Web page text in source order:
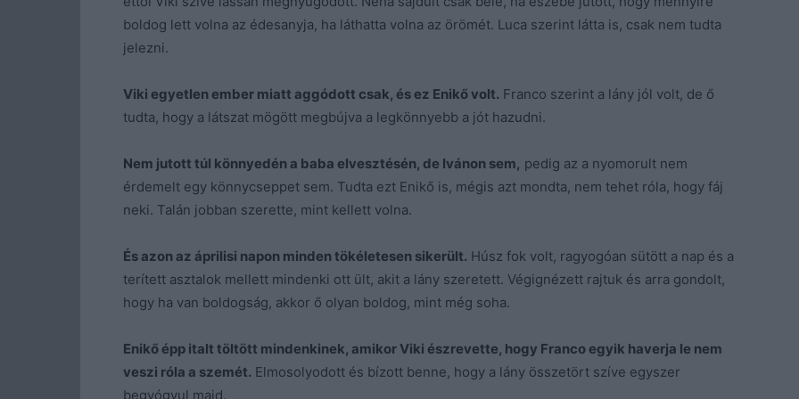
boldog lett volna az édesanyja, ha láthatta volna az örömét. Luca szerint látta is, csak nem tudta
jelezni.
Viki egyetlen ember miatt aggódott csak, és ez Enikő volt. Franco szerint a lány jól volt, de ő
tudta, hogy a látszat mögött megbújva a legkönnyebb a jót hazudni.
Nem jutott túl könnyedén a baba elvesztésén, de Ivánon sem, pedig az a nyomorult nem
érdemelt egy könnycseppet sem. Tudta ezt Enikő is, mégis azt mondta, nem tehet róla, hogy fáj
neki. Talán jobban szerette, mint kellett volna.
És azon az áprilisi napon minden tökéletesen sikerült. Húsz fok volt, ragyogóan sütött a nap és a
terített asztalok mellett mindenki ott ült, akit a lány szeretett. Végignézett rajtuk és arra gondolt,
hogy ha van boldogság, akkor ő olyan boldog, mint még soha.
Enikő épp italt töltött mindenkinek, amikor Viki észrevette, hogy Franco egyik haverja le nem
veszi róla a szemét. Elmosolyodott és bízott benne, hogy a lány összetört szíve egyszer
begyógyul majd.